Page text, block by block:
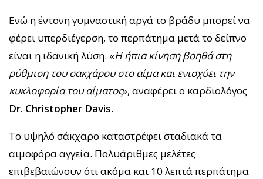
Ενώ η έντονη γυμναστική αργά το βράδυ μπορεί να
φέρει υπερδιέγερση, το περπάτημα μετά το δείπνο
είναι η ιδανική λύση. «Η ήπια κίνηση βοηθά στη
ρύθμιση του σακχάρου στο αίμα και ενισχύει την
κυκλοφορία του αίματος», αναφέρει ο καρδιολόγος
Dr. Christopher Davis.
Το υψηλό σάκχαρο καταστρέφει σταδιακά τα
αιμοφόρα αγγεία. Πολυάριθμες μελέτες
επιβεβαιώνουν ότι ακόμα και 10 λεπτά περπάτημα